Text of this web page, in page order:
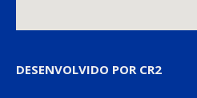
DESENVOLVIDO POR CR2